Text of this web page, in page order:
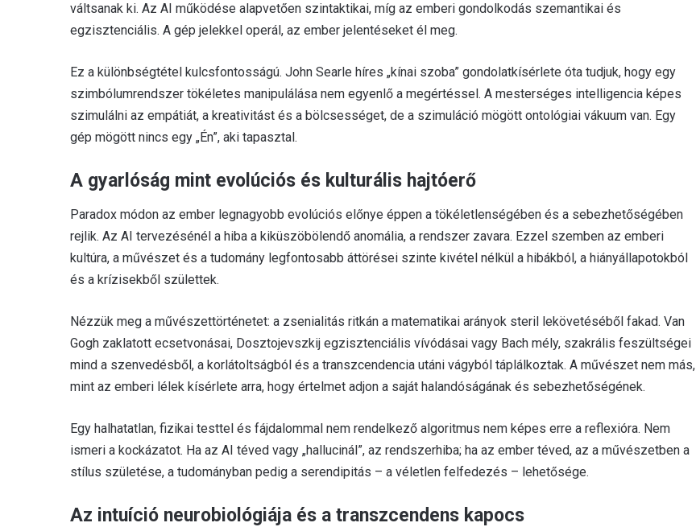
váltsanak ki. Az AI működése alapvetően szintaktikai, míg az emberi gondolkodás szemantikai és
egzisztenciális. A gép jelekkel operál, az ember jelentéseket él meg.
Ez a különbségtétel kulcsfontosságú. John Searle híres „kínai szoba” gondolatkísérlete óta tudjuk, hogy egy
szimbólumrendszer tökéletes manipulálása nem egyenlő a megértéssel. A mesterséges intelligencia képes
szimulálni az empátiát, a kreativitást és a bölcsességet, de a szimuláció mögött ontológiai vákuum van. Egy
gép mögött nincs egy „Én”, aki tapasztal.
A gyarlóság mint evolúciós és kulturális hajtóerő
Paradox módon az ember legnagyobb evolúciós előnye éppen a tökéletlenségében és a sebezhetőségében
rejlik. Az AI tervezésénél a hiba a kiküszöbölendő anomália, a rendszer zavara. Ezzel szemben az emberi
kultúra, a művészet és a tudomány legfontosabb áttörései szinte kivétel nélkül a hibákból, a hiányállapotokból
és a krízisekből születtek.
Nézzük meg a művészettörténetet: a zsenialitás ritkán a matematikai arányok steril lekövetéséből fakad. Van
Gogh zaklatott ecsetvonásai, Dosztojevszkij egzisztenciális vívódásai vagy Bach mély, szakrális feszültségei
mind a szenvedésből, a korlátoltságból és a transzcendencia utáni vágyból táplálkoztak. A művészet nem más,
mint az emberi lélek kísérlete arra, hogy értelmet adjon a saját halandóságának és sebezhetőségének.
Egy halhatatlan, fizikai testtel és fájdalommal nem rendelkező algoritmus nem képes erre a reflexióra. Nem
ismeri a kockázatot. Ha az AI téved vagy „hallucinál”, az rendszerhiba; ha az ember téved, az a művészetben a
stílus születése, a tudományban pedig a serendipitás – a véletlen felfedezés – lehetősége.
Az intuíció neurobiológiája és a transzcendens kapocs